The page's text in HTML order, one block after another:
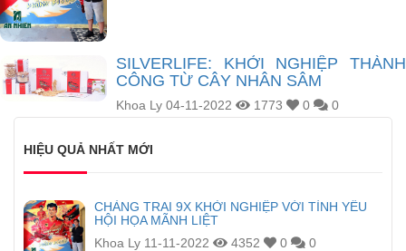
SILVERLIFE: KHỞI NGHIỆP THÀNH
CÔNG TỪ CÂY NHÂN SÂM
Khoa Ly 04-11-2022 1773 0 0
HIỆU QUẢ NHẤT MỚI
CHÀNG TRAI 9X KHỞI NGHIỆP VỚI TÌNH YÊU
HỘI HỌA MÃNH LIỆT
Khoa Ly 11-11-2022 4352 0 0